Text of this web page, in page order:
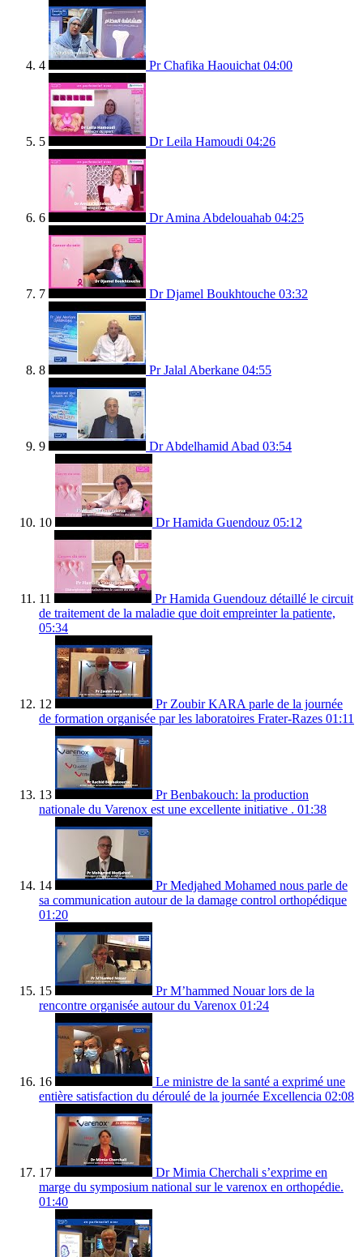
4 Pr Chafika Haouichat 04:00
5 Dr Leila Hamoudi 04:26
6 Dr Amina Abdelouahab 04:25
7 Dr Djamel Boukhtouche 03:32
8 Pr Jalal Aberkane 04:55
9 Dr Abdelhamid Abad 03:54
10 Dr Hamida Guendouz 05:12
11
Pr Hamida Guendouz détaillé le circuit
de traitement de la maladie que doit empreinter la patiente,
05:34
12
Pr Zoubir KARA parle de la journée
de formation organisée par les laboratoires Frater-Razes 01:11
13
Pr Benbakouch: la production
nationale du Varenox est une excellente initiative . 01:38
14
Pr Medjahed Mohamed nous parle de
sa communication autour de la damage control orthopédique
01:20
15
Pr M’hammed Nouar lors de la
rencontre organisée autour du Varenox 01:24
16
Le ministre de la santé a exprimé une
entière satisfaction du déroulé de la journée Excellencia 02:08
17
Dr Mimia Cherchali s’exprime en
marge du symposium national sur le varenox en orthopédie.
01:40